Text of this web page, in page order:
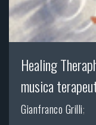
Healing
musica
Gianfranco Grilli;